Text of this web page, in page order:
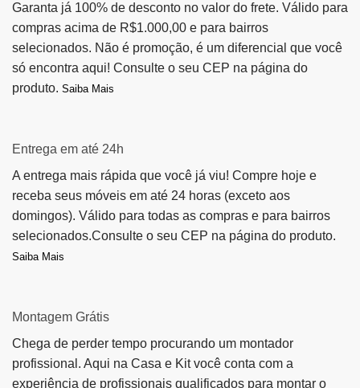
Garanta já 100% de desconto no valor do frete. Válido para
compras acima de R$1.000,00 e para bairros
selecionados. Não é promoção, é um diferencial que você
só encontra aqui! Consulte o seu CEP na página do
produto. Saiba Mais
Entrega em até 24h
A entrega mais rápida que você já viu! Compre hoje e
receba seus móveis em até 24 horas (exceto aos
domingos). Válido para todas as compras e para bairros
selecionados.Consulte o seu CEP na página do produto.
Saiba Mais
Montagem Grátis
Chega de perder tempo procurando um montador
profissional. Aqui na Casa e Kit você conta com a
experiência de profissionais qualificados para montar o